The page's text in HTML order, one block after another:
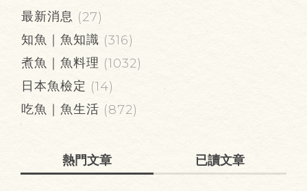
最新消息 (27)
知魚｜魚知識 (316)
煮魚｜魚料理 (1032)
日本魚檢定 (14)
吃魚｜魚生活 (872)
熱門文章 已讀文章